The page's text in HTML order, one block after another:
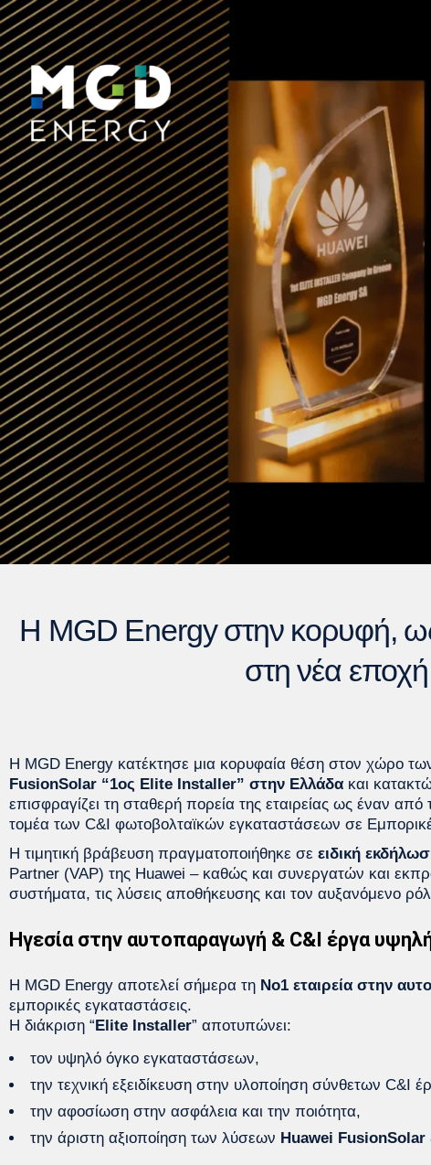
Η MGD Energy στην κορυφή,
στη νέα
Η MGD Energy κατέκτησε μια κορυφαία θέση στον χώρο
FusionSolar “1ος Elite Installer” στην Ελλάδα και
επισφραγίζει τη σταθερή πορεία της εταιρείας ως έναν
τομέα των C&I φωτοβολταϊκών εγκαταστάσεων σε
Η τιμητική βράβευση πραγματοποιήθηκε σε ειδική
Partner (VAP) της Huawei – καθώς και συνεργατών και
συστήματα, τις λύσεις αποθήκευσης και τον αυξανόμενο
Ηγεσία στην αυτοπαραγωγή & C&I έργα
Η MGD Energy αποτελεί σήμερα τη No1 εταιρεία στην
εμπορικές εγκαταστάσεις.
Η διάκριση “Elite Installer” αποτυπώνει:
τον υψηλό όγκο εγκαταστάσεων,
την τεχνική εξειδίκευση στην υλοποίηση σύνθετων C&I
την αφοσίωση στην ασφάλεια και την ποιότητα,
την άριστη αξιοποίηση των λύσεων Huawei FusionSolar